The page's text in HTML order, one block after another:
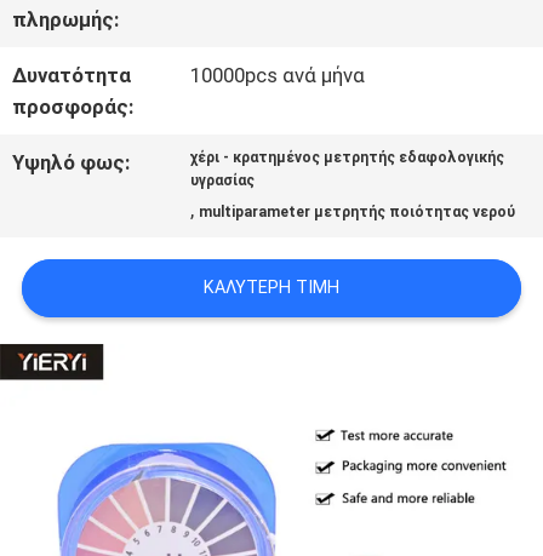
ΌΛΕΣ
ΟΙ
ΠΕΡΙΠΤΏΣΕΙΣ
PRIVACY
POLICY
πληρωμής:
Δυνατότητα
προσφοράς:
10000pcs ανά μήνα
Υψηλό φως:
χέρι - κρατημένος μετρητής εδαφολογικής
υγρασίας
, multiparameter μετρητής ποιότητας νερού
ΚΑΛΎΤΕΡΗ ΤΙΜΉ